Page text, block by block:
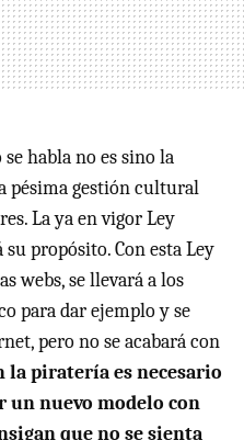
habla no es sino la
pésima gestión cultural
La ya en vigor Ley
propósito. Con esta Ley
webs, se llevará a los
para dar ejemplo y se
pero no se acabará con
la piratería es necesario
nuevo modelo con
que no se sienta